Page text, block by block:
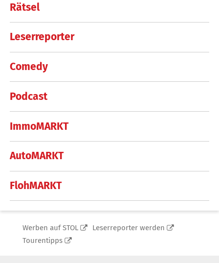
Rätsel
Leserreporter
Comedy
Podcast
ImmoMARKT
AutoMARKT
FlohMARKT
Werben auf STOL
Leserreporter werden
Tourentipps